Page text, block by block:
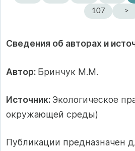
107
>
Сведения об авторах и
Автор: Бринчук М.М.
Источник:Экологическое
окружающей среды)
Публикации предназначен